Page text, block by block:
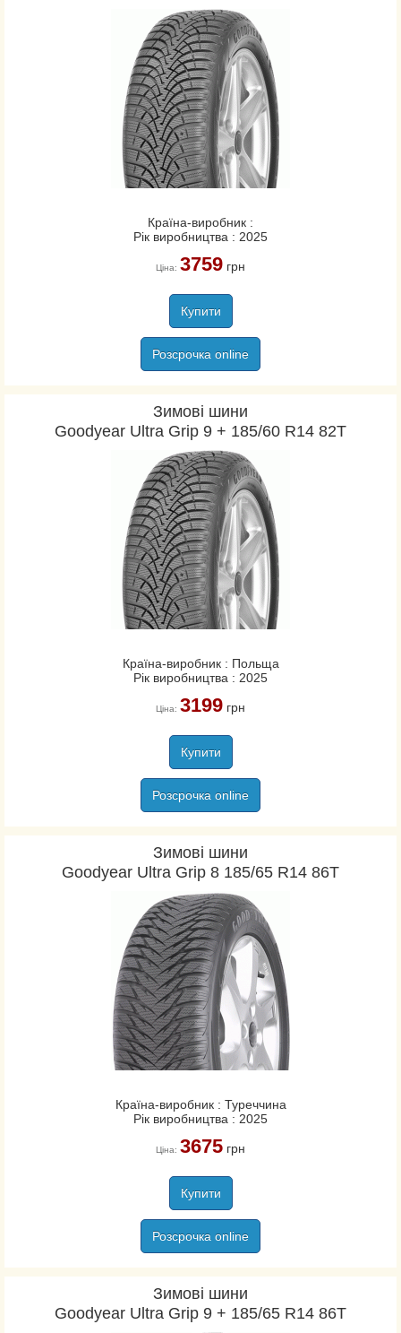
Країна-виробник :
Рік виробництва : 2025
Ціна: 3759грн
Купити
Розсрочка online
Зимові шини
Goodyear Ultra Grip 9 + 185/60 R14 82T
Країна-виробник : Польща
Рік виробництва : 2025
Ціна: 3199грн
Купити
Розсрочка online
Зимові шини
Goodyear Ultra Grip 8 185/65 R14 86T
Країна-виробник : Туреччина
Рік виробництва : 2025
Ціна: 3675грн
Купити
Розсрочка online
Зимові шини
Goodyear Ultra Grip 9 + 185/65 R14 86T